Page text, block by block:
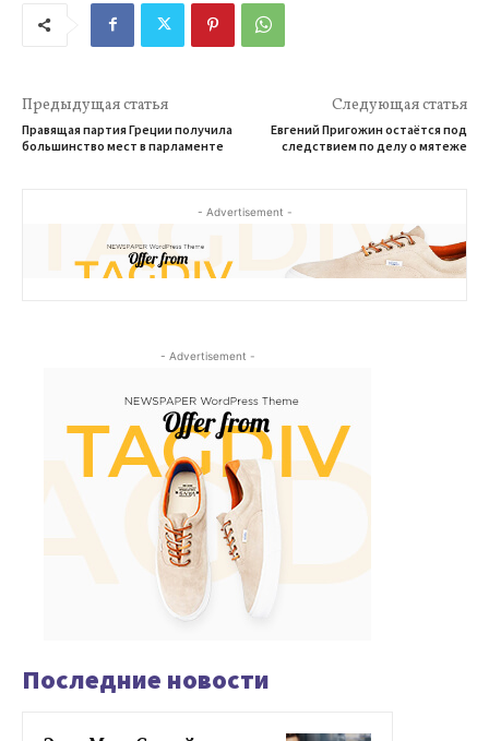
Предыдущая статья
Правящая партия Греции получила
большинство мест в парламенте
Следующая статья
Евгений Пригожин остаётся под
следствием по делу о мятеже
- Advertisement -
- Advertisement -
Последние новости